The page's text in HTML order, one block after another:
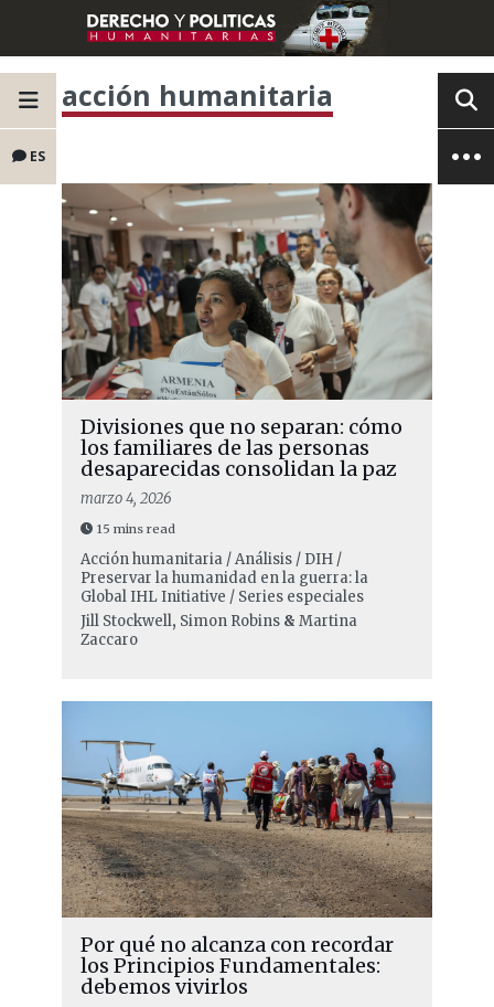
ES
acción humanitaria
Divisiones que no separan: cómo
los familiares de las personas
desaparecidas consolidan la paz
marzo 4, 2026
15 mins read
Acción humanitaria / Análisis / DIH /
Preservar la humanidad en la guerra: la
Global IHL Initiative / Series especiales
Jill Stockwell, Simon Robins& Martina
Zaccaro
Por qué no alcanza con recordar
los Principios Fundamentales:
debemos vivirlos